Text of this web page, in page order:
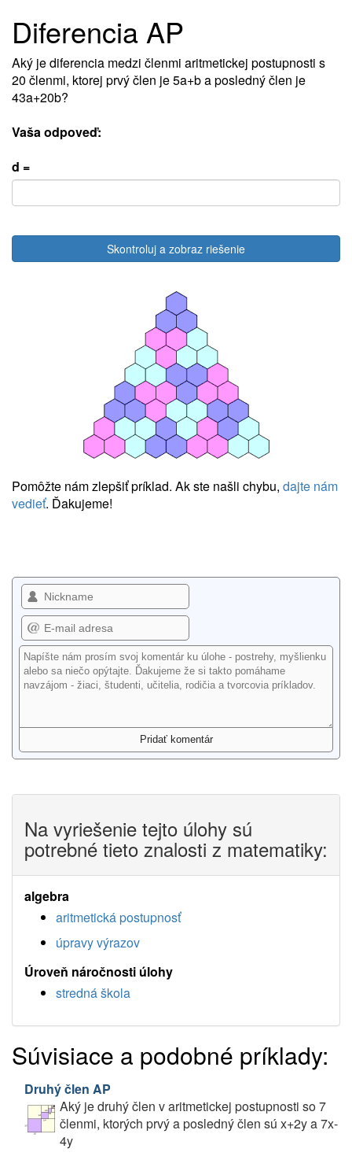
Diferencia AP
Aký je diferencia medzi členmi aritmetickej postupnosti s
20 členmi, ktorej prvý člen je 5a+b a posledný člen je
43a+20b?
Vaša odpoveď:
d =
Skontroluj a zobraz riešenie
Pomôžte nám zlepšiť príklad. Ak ste našli chybu, dajte nám
vedieť. Ďakujeme!
Na vyriešenie tejto úlohy sú
potrebné tieto znalosti z matematiky:
algebra
aritmetická postupnosť
úpravy výrazov
Úroveň náročnosti úlohy
stredná škola
Súvisiace a podobné príklady:
Druhý člen AP
Aký je druhý člen v aritmetickej postupnosti so 7
členmi, ktorých prvý a posledný člen sú x+2y a 7x-
4y